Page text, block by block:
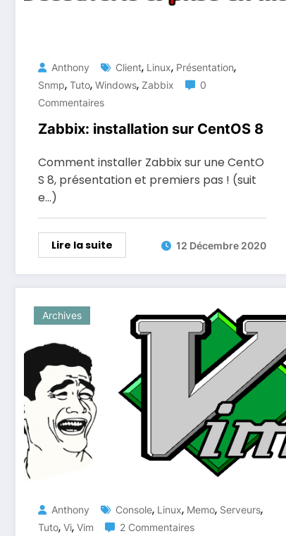
Anthony Client, Linux, Présentation,
Snmp, Tuto, Windows, Zabbix
0
Commentaires
Zabbix: installation sur CentOS 8
Comment installer Zabbix sur une CentO
S 8, présentation et premiers pas ! (suit
e…)
Lire la suite 12 Décembre 2020
Archives
Anthony Console, Linux, Memo, Serveurs,
Tuto, Vi, Vim 2 Commentaires